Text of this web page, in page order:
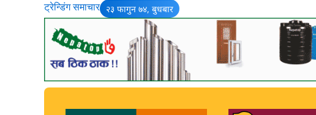
ट्रेन्डिंग समाचार २३ फागुन ७४, बुधबार